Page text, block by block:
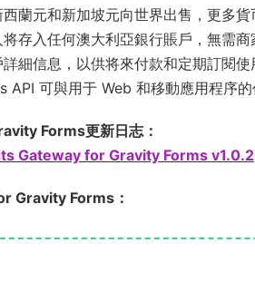
蘭元和新加坡元向世界出售，更多貨
存入任何澳大利亞銀行賬戶，無需商
細信息，以供将來付款和定期訂閱使
API 可與用于 Web 和移動應用程序的
Forms更新日志：
Gateway for Gravity Forms v1.0.2
Gravity Forms：